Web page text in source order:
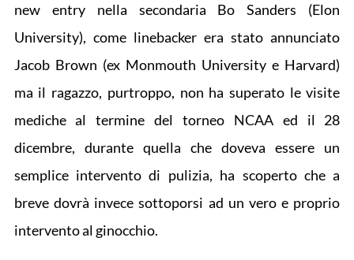
new entry nella secondaria Bo Sanders (Elon
University), come linebacker era stato annunciato
Jacob Brown (ex Monmouth University e Harvard)
ma il ragazzo, purtroppo, non ha superato le visite
mediche al termine del torneo NCAA ed il 28
dicembre, durante quella che doveva essere un
semplice intervento di pulizia, ha scoperto che a
breve dovrà invece sottoporsi ad un vero e proprio
intervento al ginocchio.